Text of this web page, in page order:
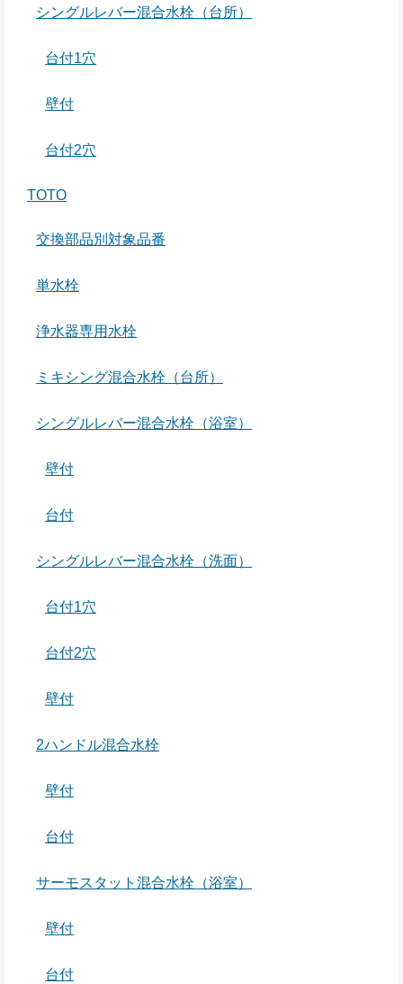
シングルレバー混合水栓（台所）
台付1穴
壁付
台付2穴
TOTO
交換部品別対象品番
単水栓
浄水器専用水栓
ミキシング混合水栓（台所）
シングルレバー混合水栓（浴室）
壁付
台付
シングルレバー混合水栓（洗面）
台付1穴
台付2穴
壁付
2ハンドル混合水栓
壁付
台付
サーモスタット混合水栓（浴室）
壁付
台付